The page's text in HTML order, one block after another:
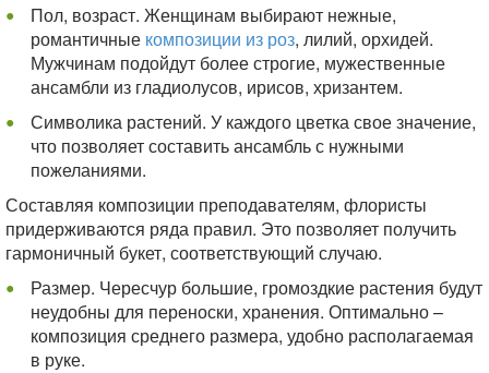
Пол, возраст. Женщинам выбирают нежные,
романтичные композиции из роз, лилий, орхидей.
Мужчинам подойдут более строгие, мужественные
ансамбли из гладиолусов, ирисов, хризантем.
Символика растений. У каждого цветка свое значение,
что позволяет составить ансамбль с нужными
пожеланиями.
Составляя композиции преподавателям, флористы
придерживаются ряда правил. Это позволяет получить
гармоничный букет, соответствующий случаю.
Размер. Чересчур большие, громоздкие растения будут
неудобны для переноски, хранения. Оптимально –
композиция среднего размера, удобно располагаемая
в руке.